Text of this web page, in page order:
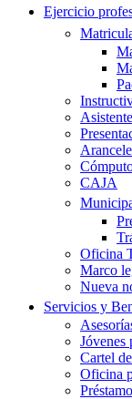
Ejercicio
CAJA
Oficina
Marco
Nueva
Servicios y
Jóvenes
Cartel
Oficina